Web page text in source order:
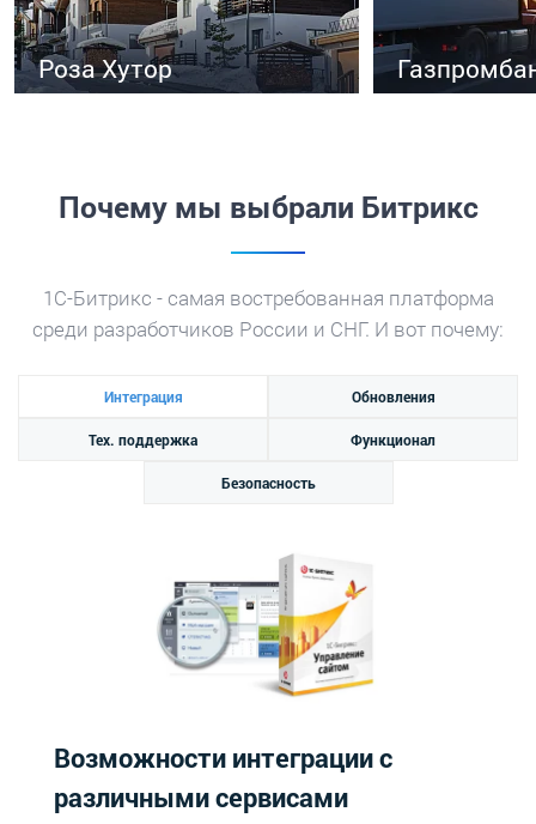
Роза Хутор
Почему мы выбрали Битрикс
1C-Битрикс - самая востребованная платформа
среди разработчиков России и СНГ. И вот почему:
Интеграция Обновления
Тех. поддержка Функционал
Безопасность
Возможности интеграции с
различными сервисами